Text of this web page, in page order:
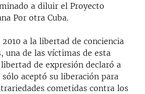
A UCRANIA
a diluir el Proyecto
Por otra Cuba.
a la libertad de conciencia
una de las víctimas de esta
de expresión declaró a
aceptó su liberación para
cometidas contra los